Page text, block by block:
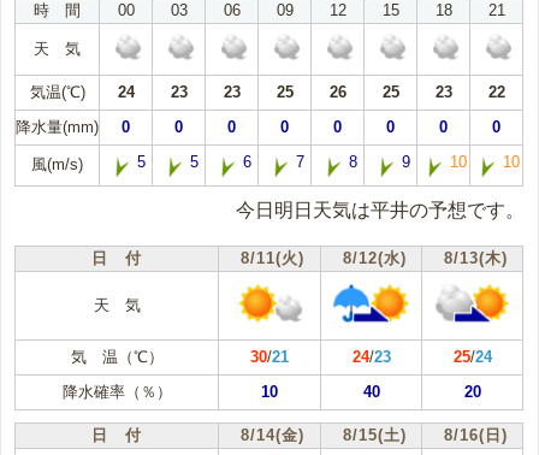
時 間
00 03 06 09 12 15 18 21
天 気
気温(℃) 24 23 23 25 26 25 23
22
降水量(mm)
0 0 0 0 0 0 0 0
風(m/s) 5 5 6 7 8 9 10 10
今日明日天気は平井の予想です。
日 付 8/11(火) 8/12(水) 8/13(木)
天 気
気 温（℃） 30/21 24/23 25/24
降水確率（％）
10 40 20
日 付 8/14(金) 8/15(土) 8/16(日)